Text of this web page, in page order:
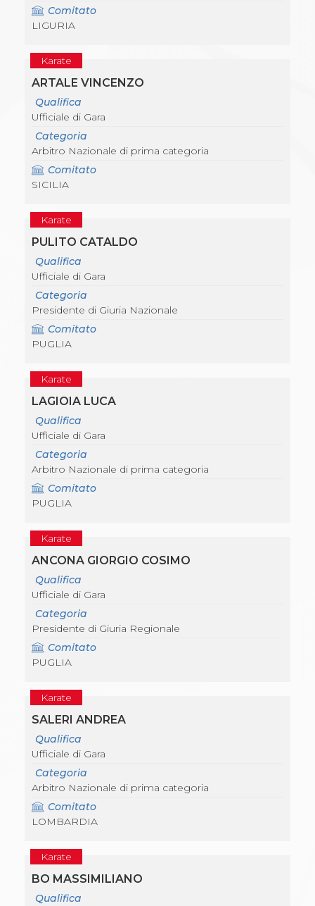
Comitato
LIGURIA
Karate
ARTALE VINCENZO
Qualifica
Ufficiale di Gara
Categoria
Arbitro Nazionale di prima categoria
Comitato
SICILIA
Karate
PULITO CATALDO
Qualifica
Ufficiale di Gara
Categoria
Presidente di Giuria Nazionale
Comitato
PUGLIA
Karate
LAGIOIA LUCA
Qualifica
Ufficiale di Gara
Categoria
Arbitro Nazionale di prima categoria
Comitato
PUGLIA
Karate
ANCONA GIORGIO COSIMO
Qualifica
Ufficiale di Gara
Categoria
Presidente di Giuria Regionale
Comitato
PUGLIA
Karate
SALERI ANDREA
Qualifica
Ufficiale di Gara
Categoria
Arbitro Nazionale di prima categoria
Comitato
LOMBARDIA
Karate
BO MASSIMILIANO
Qualifica